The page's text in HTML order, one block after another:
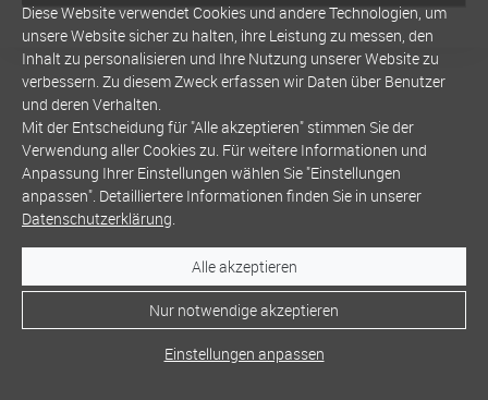
Diese Website verwendet Cookies und andere Technologien, um
unsere Website sicher zu halten, ihre Leistung zu messen, den
Inhalt zu personalisieren und Ihre Nutzung unserer Website zu
verbessern. Zu diesem Zweck erfassen wir Daten über Benutzer
und deren Verhalten.
Mit der Entscheidung für "Alle akzeptieren" stimmen Sie der
Verwendung aller Cookies zu. Für weitere Informationen und
Anpassung Ihrer Einstellungen wählen Sie "Einstellungen
anpassen". Detailliertere Informationen finden Sie in unserer
Datenschutzerklärung.
Alle akzeptieren
Nur notwendige akzeptieren
Einstellungen anpassen